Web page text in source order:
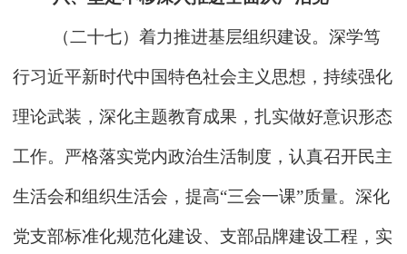
（二十七）着力推进基层组织建设。深学笃
行习近平新时代中国特色社会主义思想，持续强化
理论武装，深化主题教育成果，扎实做好意识形态
工作。严格落实党内政治生活制度，认真召开民主
生活会和组织生活会，提高“三会一课”质量。深化
党支部标准化规范化建设、支部品牌建设工程，实